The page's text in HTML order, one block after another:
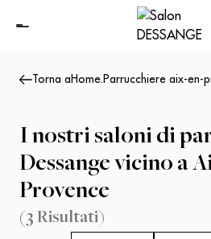
Torna a Home. Parrucchiere aix-en-
I nostri saloni di
Dessange vicino a
Provence
(3 Risultati)